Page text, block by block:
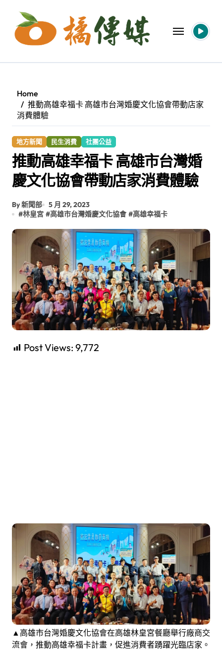
content
Home
推動高雄幸福卡 高雄市台灣婚慶文化協會帶動店家
消費體驗
地方新聞 民生消費 社團公益
推動高雄幸福卡 高雄市台灣婚
慶文化協會帶動店家消費體驗
By 新聞部
5 月 29, 2023
#林皇宮 #高雄市台灣婚慶文化協會 #高雄幸福卡
Post Views: 9,772
▲高雄市台灣婚慶文化協會在高雄林皇宮餐廳舉行廠商交
流會，推動高雄幸福卡計畫，促進消費者踴躍光臨店家。